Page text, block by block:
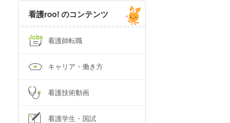
看護roo! のコンテンツ
看護師転職
キャリア・働き方
看護技術動画
看護学生・国試